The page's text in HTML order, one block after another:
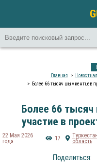
Главная
Более 66 тысяч шымкентцев
Более 66
участие в
22 Мая 2026
года
17
область
Поделиться: